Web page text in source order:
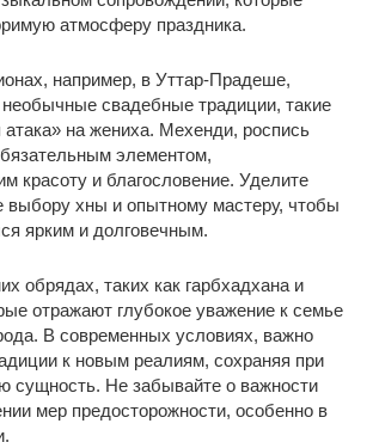
атмосферу праздника.
например, в Уттар-Прадеше,
свадебные традиции, такие
атака» на жениха. Мехенди, роспись
элементом,
красоту и благословение. Уделите
выбору хны и опытному мастеру, чтобы
ярким и долговечным.
обрядах, таких как гарбхадхана и
отражают глубокое уважение к семье
В современных условиях, важно
к новым реалиям, сохраняя при
сущность. Не забывайте о важности
мер предосторожности, особенно в